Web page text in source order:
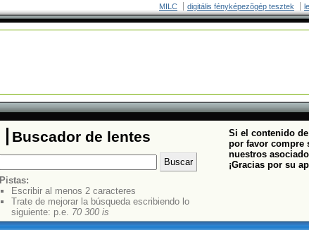
MILC digitális fényképezõgép tesztek
Buscador de lentes
Pistas:
Escribir al menos 2 caracteres
Trate de mejorar la búsqueda escribiendo lo
siguiente: p.e. 70 300 is
Si el contenido
por favor compre
nuestros
¡Gracias por su